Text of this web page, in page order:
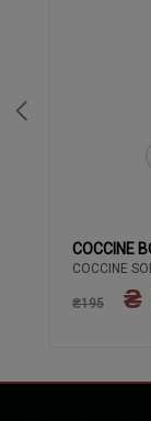
COCCINE
₴195 ₴